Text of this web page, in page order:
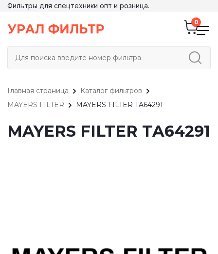
Фильтры для спецтехники опт и розница.
Главная страница
Каталог фильтров
MAYERS FILTER
MAYERS FILTER TA64291
MAYERS FILTER TA64291